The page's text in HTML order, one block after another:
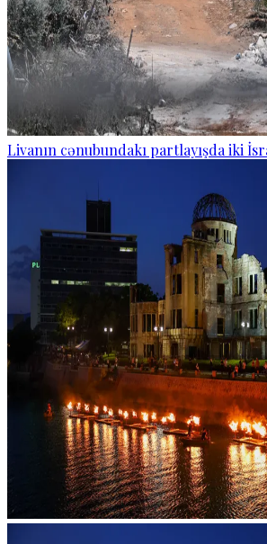
Livanın cənubundakı partlayışda iki